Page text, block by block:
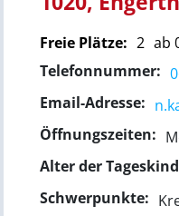
Freie Plätze: 2 ab
Telefonnummer:
Email-Adresse:
Öffnungszeiten:
Alter der
Schwerpunkte: